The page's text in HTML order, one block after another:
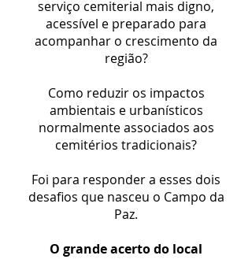
serviço cemiterial mais digno,
acessível e preparado para
acompanhar o crescimento da
região?
Como reduzir os impactos
ambientais e urbanísticos
normalmente associados aos
cemitérios tradicionais?
Foi para responder a esses dois
desafios que nasceu o Campo da
Paz.
O grande acerto do local